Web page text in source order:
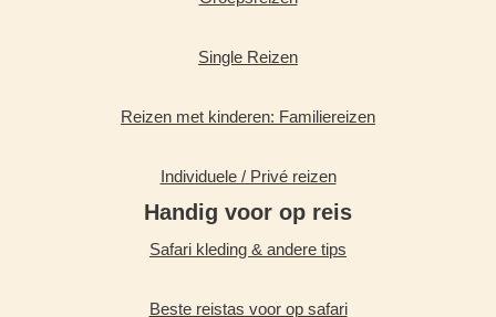
Single Reizen
Reizen met kinderen: Familiereizen
Individuele / Privé reizen
Handig voor op reis
Safari kleding & andere tips
Beste reistas voor op safari